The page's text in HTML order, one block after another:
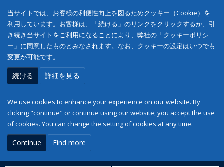
当サイトでは、お客様の利便性向上を図るためクッキー（Cookie）を
利用しています。お客様は、「続ける」のリンクをクリックするか、引
き続き当サイトをご利用になることにより、弊社の「クッキーポリシ
ー」に同意したものとみなされます。なお、クッキーの設定はいつでも
変更が可能です。
続ける 詳細を見る
We use cookies to enhance your experience on our website. By
clicking "continue" or continue using our website, you accept the use
of cookies. You can change the setting of cookies at any time.
Continue Find more